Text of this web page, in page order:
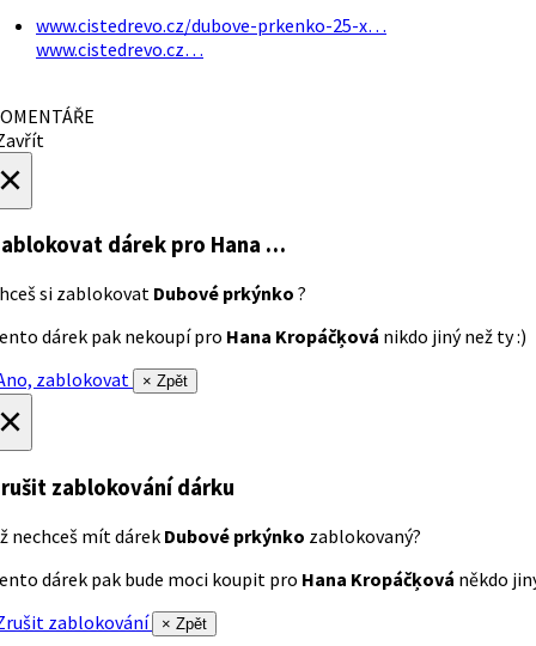
www.cistedrevo.cz/dubove-prkenko-25-x…
www.cistedrevo.cz…
dárek pro Hana …
si zablokovat Dubové prkýnko ?
dárek pak nekoupí pro Hana Kropáčķová nikdo jiný než ty :)
zablokovat
× Zpět
zablokování dárku
nechceš mít dárek Dubové prkýnko zablokovaný?
dárek pak bude moci koupit pro Hana Kropáčķová někdo
zablokování
× Zpět